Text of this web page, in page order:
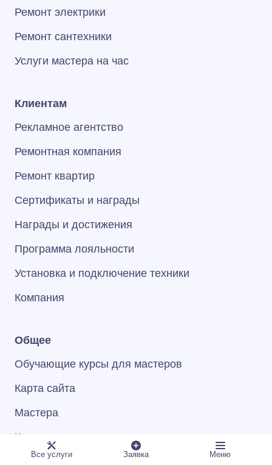
Ремонт электрики
Ремонт сантехники
Услуги мастера на час
Клиентам
Рекламное агентство
Ремонтная компания
Ремонт квартир
Сертификаты и награды
Награды и достижения
Программа лояльности
Установка и подключение техники
Компания
Общее
Обучающие курсы для мастеров
Карта сайта
Мастера
Контакты
Все услуги Заявка Меню